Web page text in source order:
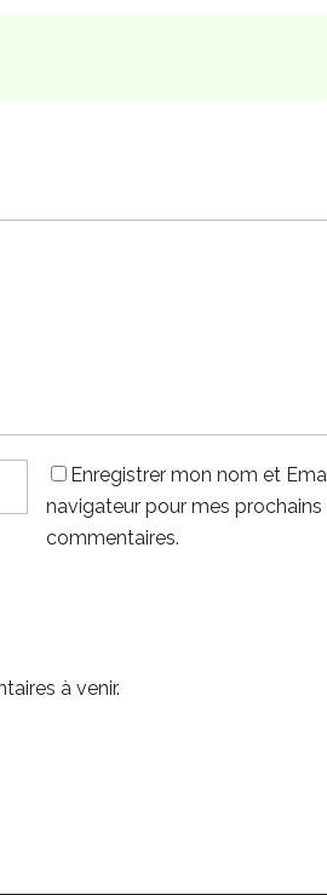
Enregistrer mon nom et
navigateur pour mes prochains
commentaires.
à venir.